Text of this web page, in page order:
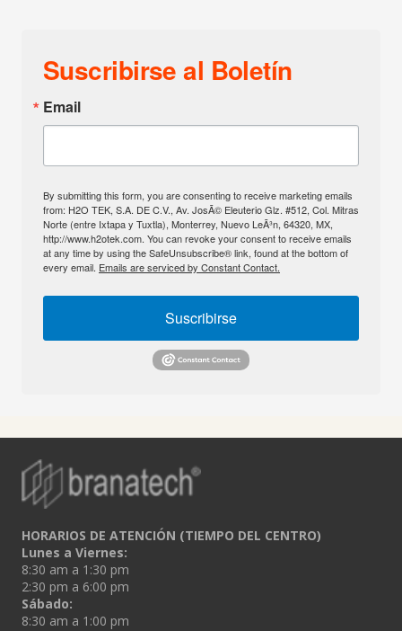
Suscribirse al Boletín
Email
By submitting this form, you are consenting to receive marketing emails
from: H2O TEK, S.A. DE C.V., Av. JosÃ© Eleuterio Glz. #512, Col. Mitras
Norte (entre Ixtapa y Tuxtla), Monterrey, Nuevo LeÃ³n, 64320, MX,
http://www.h2otek.com. You can revoke your consent to receive emails
at any time by using the SafeUnsubscribe® link, found at the bottom of
every email. Emails are serviced by Constant Contact.
Suscribirse
HORARIOS DE ATENCIÓN (TIEMPO DEL CENTRO)
Lunes a Viernes:
8:30 am a 1:30 pm
2:30 pm a 6:00 pm
Sábado:
8:30 am a 1:00 pm